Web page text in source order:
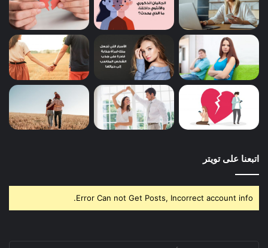
اتبعنا على تويتر
Error Can not Get Posts, Incorrect account info.